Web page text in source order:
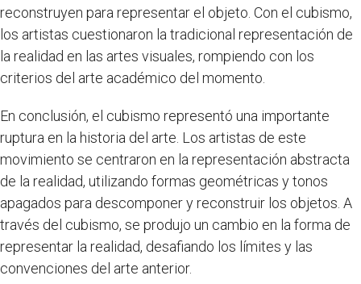
reconstruyen para representar el objeto. Con el cubismo,
los artistas cuestionaron la tradicional representación de
la realidad en las artes visuales, rompiendo con los
criterios del arte académico del momento.
En conclusión, el cubismo representó una importante
ruptura en la historia del arte. Los artistas de este
movimiento se centraron en la representación abstracta
de la realidad, utilizando formas geométricas y tonos
apagados para descomponer y reconstruir los objetos. A
través del cubismo, se produjo un cambio en la forma de
representar la realidad, desafiando los límites y las
convenciones del arte anterior.